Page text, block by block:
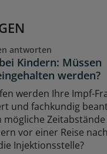
antworten
Kindern: Müssen
werden?
werden Ihre Impf-
und fachkundig
mögliche
vor einer Reise
Injektionsstelle?